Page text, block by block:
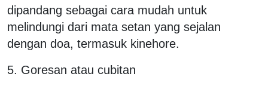
dipandang sebagai cara mudah untuk
melindungi dari mata setan yang sejalan
dengan doa, termasuk kinehore.
5. Goresan atau cubitan